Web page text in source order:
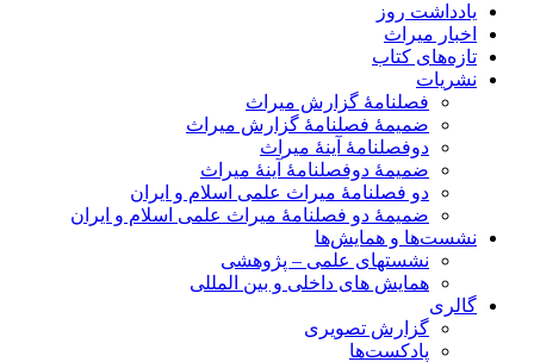
یادداشت روز
اخبار میراث
تازه‌های کتاب
نشریات
فصلنامۀ گزارش میراث
ضمیمۀ فصلنامۀ گزارش میراث
دوفصلنامۀ آینۀ میراث
ضمیمۀ دوفصلنامۀ آینۀ میراث
دو فصلنامۀ میراث علمی اسلام و ایران
ضمیمۀ دو فصلنامۀ میراث علمی اسلام و ایران
نشست‌ها و همایش‌ها
نشستهای علمی – پژوهشی
همایش های داخلی و بین المللی
گالری
گزارش تصویری
پادکست‌ها